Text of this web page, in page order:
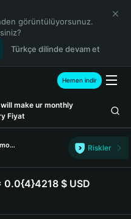
görüntülüyorsunuz.
Türkçe dilinde devam et
Hemen indir
make ur monthly
Fiyat
This will make ur monthly salary
Riskler
0.0{4}4218 $ USD